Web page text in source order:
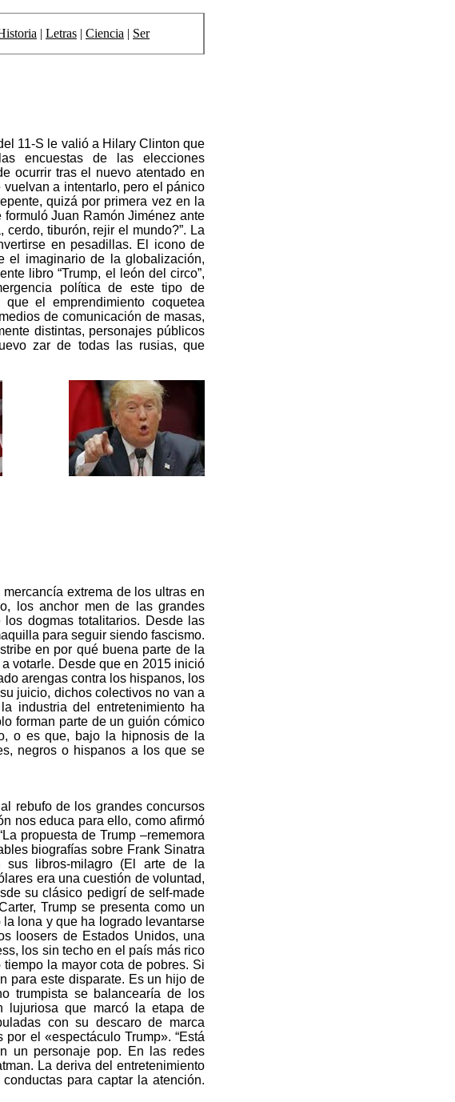
| Letras | Ciencia | Ser
11-S le valió a Hilary Clinton que
encuestas de las elecciones
ocurrir tras el nuevo atentado en
a intentarlo, pero el pánico
quizá por primera vez en la
Juan Ramón Jiménez ante
tiburón, rejir el mundo?”. La
en pesadillas. El icono de
el imaginario de la globalización,
libro “Trump, el león del circo”,
política de este tipo de
el emprendimiento coquetea
de comunicación de masas,
distintas, personajes públicos
zar de todas las rusias, que
extrema de los ultras en
los anchor men de las grandes
dogmas totalitarios. Desde las
para seguir siendo fascismo.
en por qué buena parte de la
votarle. Desde que en 2015 inició
arengas contra los hispanos, los
juicio, dichos colectivos no van a
industria del entretenimiento ha
forman parte de un guión cómico
o es que, bajo la hipnosis de la
negros o hispanos a los que se
rebufo de los grandes concursos
nos educa para ello, como afirmó
propuesta de Trump –rememora
biografías sobre Frank Sinatra
libros-milagro (El arte de la
era una cuestión de voluntad,
su clásico pedigrí de self-made
Trump se presenta como un
lona y que ha logrado levantarse
loosers de Estados Unidos, una
los sin techo en el país más rico
la mayor cota de pobres. Si
para este disparate. Es un hijo de
trumpista se balancearía de los
lujuriosa que marcó la etapa de
con su descaro de marca
el «espectáculo Trump». “Está
un personaje pop. En las redes
La deriva del entretenimiento
para captar la atención.